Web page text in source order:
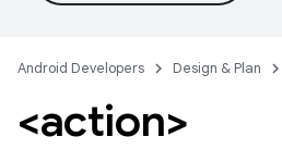
Android Developers Design & Plan
<action>